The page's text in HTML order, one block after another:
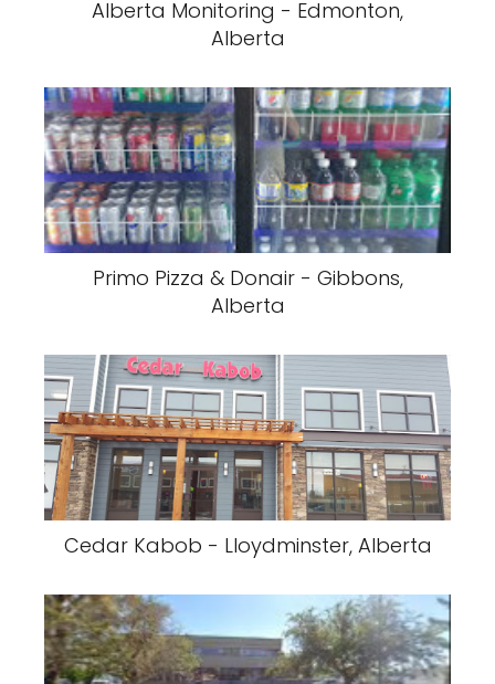
Alberta Monitoring - Edmonton,
Alberta
Primo Pizza & Donair - Gibbons,
Alberta
Cedar Kabob - Lloydminster, Alberta